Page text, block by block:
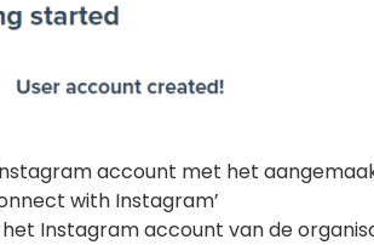
account met het
with Instagram’
het Instagram account van de